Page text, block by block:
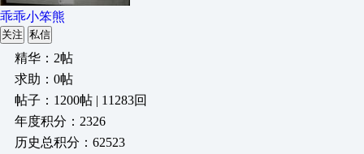
乖乖小笨熊
关注 私信
精华：2帖
求助：0帖
帖子：1200帖 | 11283回
年度积分：2326
历史总积分：62523